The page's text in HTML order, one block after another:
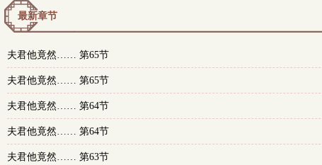
最新章节
夫君他竟然…… 第65节
夫君他竟然…… 第65节
夫君他竟然…… 第64节
夫君他竟然…… 第64节
夫君他竟然…… 第63节